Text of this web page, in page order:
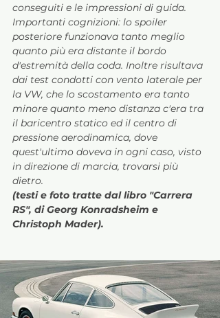
conseguiti e le impressioni di guida.
Importanti cognizioni: lo spoiler
posteriore funzionava tanto meglio
quanto più era distante il bordo
d'estremità della coda. Inoltre risultava
dai test condotti con vento laterale per
la VW, che lo scostamento era tanto
minore quanto meno distanza c'era tra
il baricentro statico ed il centro di
pressione aerodinamica, dove
quest'ultimo doveva in ogni caso, visto
in direzione di marcia, trovarsi più
dietro.
(testi e foto tratte dal libro "Carrera
RS", di Georg Konradsheim e
Christoph Mader).